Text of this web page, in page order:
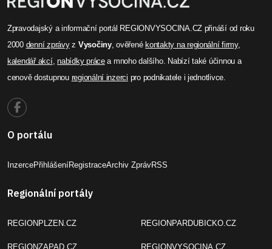
bezpečnostního zařízení.
Celý článek